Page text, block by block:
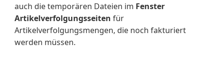
auch die temporären Dateien im Fenster
Artikelverfolgungsseiten für
Artikelverfolgungsmengen, die noch fakturiert
werden müssen.